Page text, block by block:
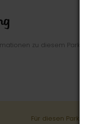
zu diesem Park
Für diesen Park